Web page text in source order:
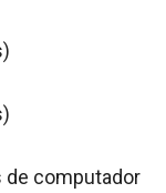
de computador